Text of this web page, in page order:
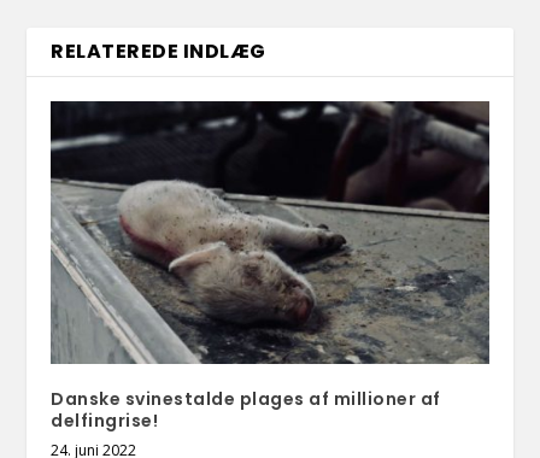
RELATEREDE INDLÆG
Danske svinestalde plages af millioner af
delfingrise!
24. juni 2022